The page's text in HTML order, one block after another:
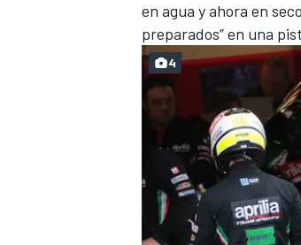
MÁS CATEGORÍAS
en agua y ahora en
preparados” en una
4